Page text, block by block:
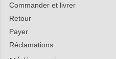
Commander et livrer
Retour
Payer
Réclamations